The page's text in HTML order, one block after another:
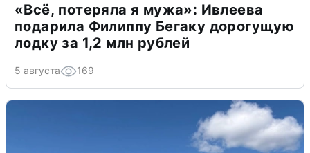
«Всё, потеряла я мужа»: Ивлеева
подарила Филиппу Бегаку дорогущую
лодку за 1,2 млн рублей
5 августа 169